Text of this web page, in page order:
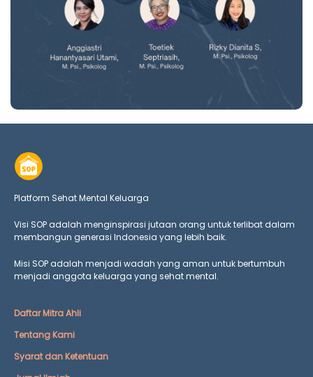
Platform Sehat Mental Keluarga
Visi SOP adalah menginspirasi jutaan orang untuk terlibat dalam
membangun generasi Indonesia yang lebih baik.
Misi SOP adalah menjadi wadah yang aman untuk bertumbuh
menjadi anggota keluarga yang sehat mental.
Daftar Mitra Ahli
Tentang Kami
Syarat dan Ketentuan